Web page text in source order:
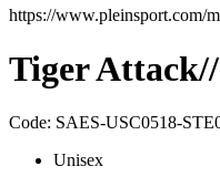
https://www.pleinsport.com/
Tiger
Code: SAES-USC0518-
Unisex